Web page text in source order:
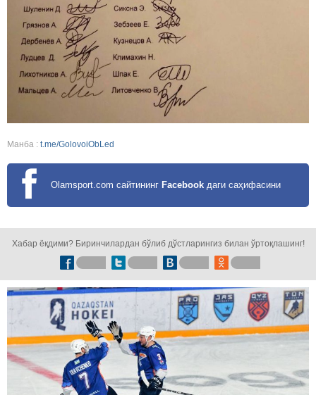
Манба : t.me/GolovoiObLed
Olamsport.com сайтининг Facebook даги саҳифасини
Хабар ёқдими? Биринчилардан бўлиб дўстларингиз билан ўртоқлашинг!